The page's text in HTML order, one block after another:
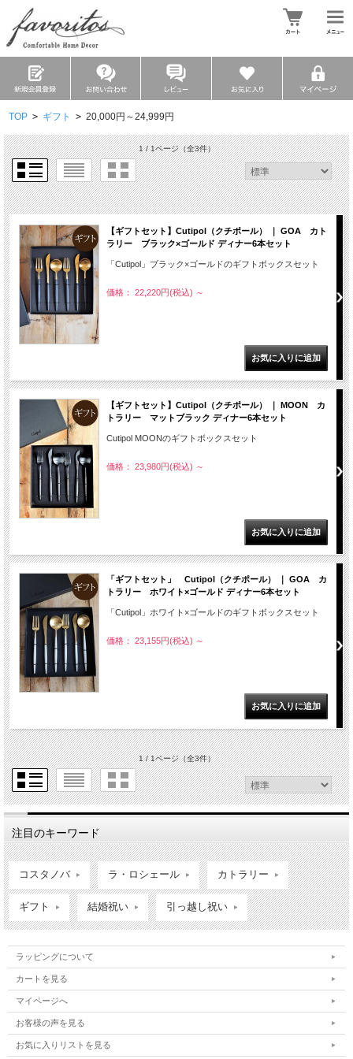
TOP > ギフト > 20,000円～24,999円
1 / 1ページ（全3件）
【ギフトセット】Cutipol（クチポール） ｜ GOA カト
ラリー ブラック×ゴールド ディナー6本セット
「Cutipol」ブラック×ゴールドのギフトボックスセット
価格： 22,220円(税込) ～
【ギフトセット】Cutipol（クチポール） ｜ MOON カ
トラリー マットブラック ディナー6本セット
Cutipol MOONのギフトボックスセット
価格： 23,980円(税込) ～
「ギフトセット」 Cutipol（クチポール） ｜ GOA カ
トラリー ホワイト×ゴールド ディナー6本セット
「Cutipol」ホワイト×ゴールドのギフトボックスセット
価格： 23,155円(税込) ～
1 / 1ページ（全3件）
注目のキーワード
コスタノバ ラ・ロシェール カトラリー
ギフト 結婚祝い 引っ越し祝い
ラッピングについて
カートを見る
マイページへ
お客様の声を見る
お気に入りリストを見る